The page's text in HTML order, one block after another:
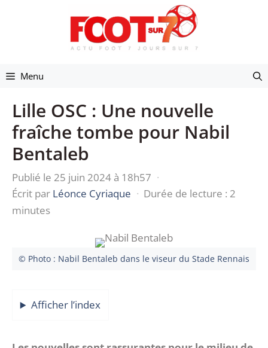
Menu
Lille OSC : Une nouvelle
fraîche tombe pour Nabil
Bentaleb
Publié le 25 juin 2024 à 18h57 ·
Écrit par Léonce Cyriaque · Durée de lecture : 2
minutes
© Photo : Nabil Bentaleb dans le viseur du Stade Rennais
Afficher l’index